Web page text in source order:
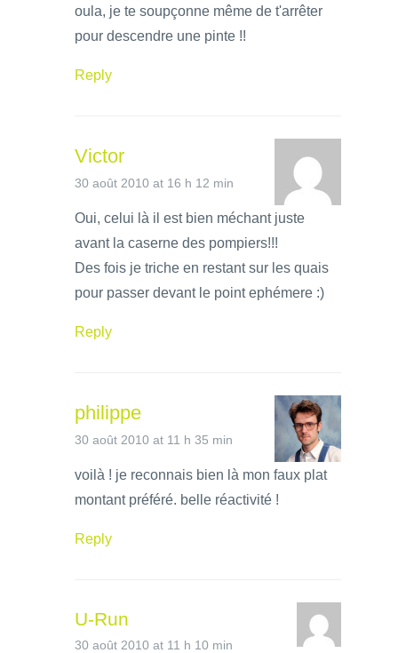
oula, je te soupçonne même de t'arrêter
pour descendre une pinte !!
Reply
Victor
30 août 2010 at 16 h 12 min
Oui, celui là il est bien méchant juste
avant la caserne des pompiers!!!
Des fois je triche en restant sur les quais
pour passer devant le point ephémere :)
Reply
philippe
30 août 2010 at 11 h 35 min
voilà ! je reconnais bien là mon faux plat
montant préféré. belle réactivité !
Reply
U-Run
30 août 2010 at 11 h 10 min